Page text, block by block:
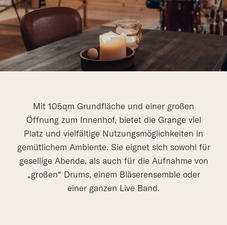
Mit 105qm Grundfläche und einer großen
Öffnung zum Innenhof, bietet die Grange viel
Platz und vielfältige Nutzungsmöglichkeiten in
gemütlichem Ambiente. Sie eignet sich sowohl für
gesellige Abende, als auch für die Aufnahme von
„großen“ Drums, einem Bläserensemble oder
einer ganzen Live Band.